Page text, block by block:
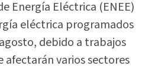
Energía Eléctrica (ENEE)
eléctrica programados
debido a trabajos
varios sectores